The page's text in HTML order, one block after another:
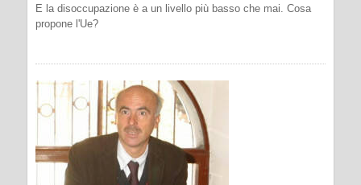
E la disoccupazione è a un livello più basso che mai. Cosa
propone l'Ue?